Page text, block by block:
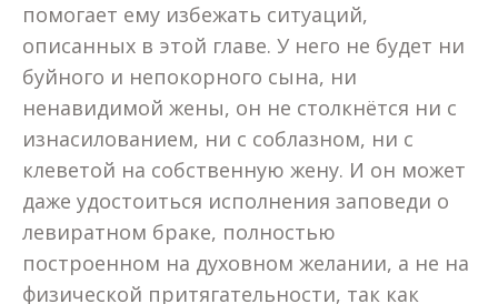
помогает ему избежать ситуаций,
описанных в этой главе. У него не будет ни
буйного и непокорного сына, ни
ненавидимой жены, он не столкнётся ни с
изнасилованием, ни с соблазном, ни с
клеветой на собственную жену. И он может
даже удостоиться исполнения заповеди о
левиратном браке, полностью
построенном на духовном желании, а не на
физической притягательности, так как